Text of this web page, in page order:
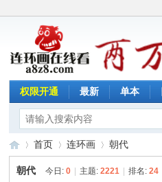
权限开通 最新 单本
首页 连环画 朝代
朝代 今日:0 主题:2221 排名:24